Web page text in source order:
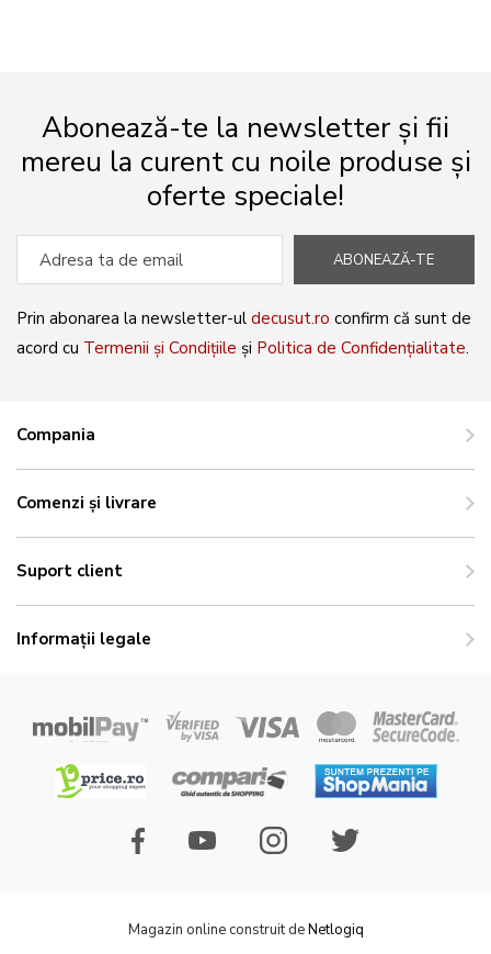
Abonează-te la newsletter și fii
mereu la curent cu noile produse și
oferte speciale!
ABONEAZĂ-TE
Prin abonarea la newsletter-ul decusut.ro confirm că sunt de
acord cu Termenii și Condițiile și Politica de Confidențialitate.
Compania
Comenzi și livrare
Suport client
Informații legale
Magazin online construit deNetlogiq